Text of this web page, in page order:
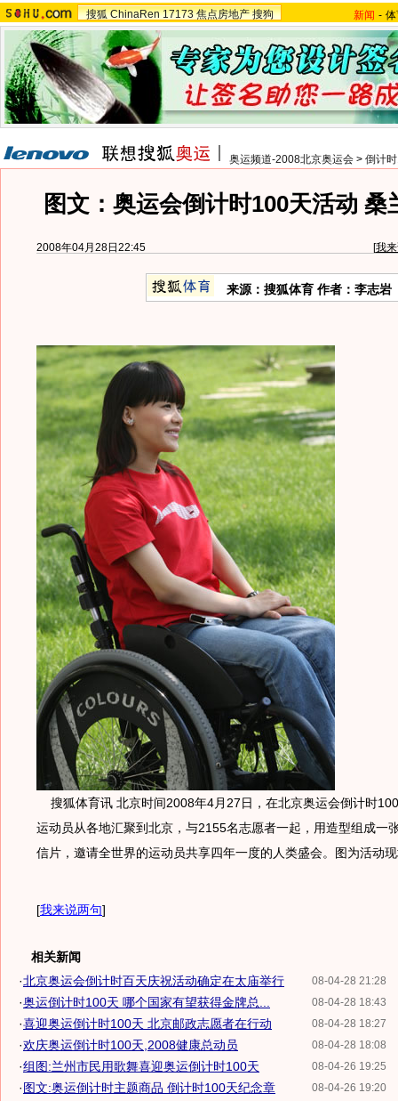
搜狐 ChinaRen 17173 焦点房地产 搜狗 新闻 -
奥运频道-2008北京奥运会 > 倒计
图文：奥运会倒计时100天活动 桑
2008年04月28日22:45 [我
来源：搜狐体育 作者：李志岩
搜狐体育讯 北京时间2008年4月27日，在北京奥运会倒计时
运动员从各地汇聚到北京，与2155名志愿者一起，用造型组成一
信片，邀请全世界的运动员共享四年一度的人类盛会。图为活动
[我来说两句]
相关新闻
08-04-28 21:28
·北京奥运会倒计时百天庆祝活动确定在太庙举行
08-04-28 18:43
·奥运倒计时100天 哪个国家有望获得金牌总...
08-04-28 18:27
·喜迎奥运倒计时100天 北京邮政志愿者在行动
08-04-28 18:08
·欢庆奥运倒计时100天,2008健康总动员
08-04-26 19:25
·组图:兰州市民用歌舞喜迎奥运倒计时100天
08-04-26 19:20
·图文:奥运倒计时主题商品 倒计时100天纪念章